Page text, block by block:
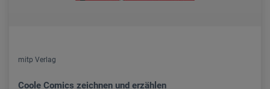
mitp Verlag
Coole Comics zeichnen und erzählen